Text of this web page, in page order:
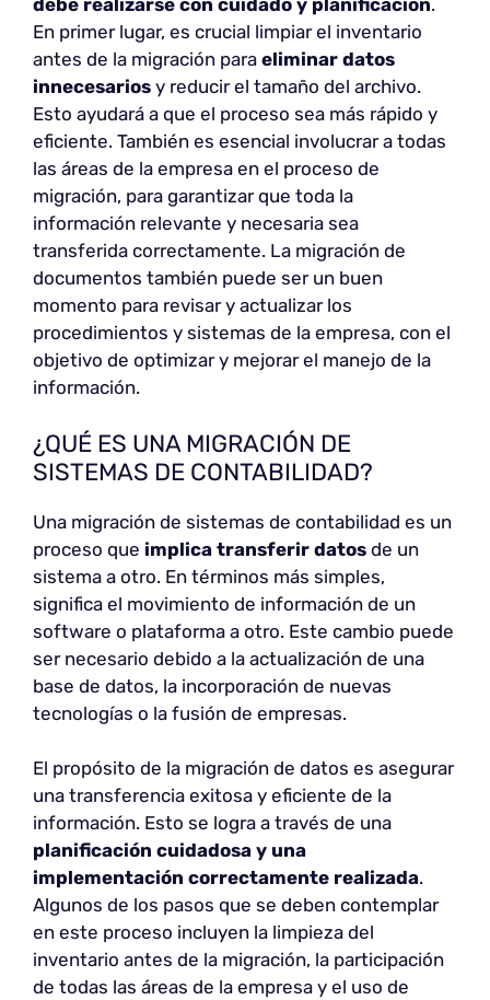
debe realizarse con cuidado y planificación.
En primer lugar, es crucial limpiar el inventario
antes de la migración para eliminar datos
innecesarios y reducir el tamaño del archivo.
Esto ayudará a que el proceso sea más rápido y
eficiente. También es esencial involucrar a todas
las áreas de la empresa en el proceso de
migración, para garantizar que toda la
información relevante y necesaria sea
transferida correctamente. La migración de
documentos también puede ser un buen
momento para revisar y actualizar los
procedimientos y sistemas de la empresa, con el
objetivo de optimizar y mejorar el manejo de la
información.
¿QUÉ ES UNA MIGRACIÓN DE
SISTEMAS DE CONTABILIDAD?
Una migración de sistemas de contabilidad es un
proceso que implica transferir datos de un
sistema a otro. En términos más simples,
significa el movimiento de información de un
software o plataforma a otro. Este cambio puede
ser necesario debido a la actualización de una
base de datos, la incorporación de nuevas
tecnologías o la fusión de empresas.
El propósito de la migración de datos es asegurar
una transferencia exitosa y eficiente de la
información. Esto se logra a través de una
planificación cuidadosa y una
implementación correctamente realizada.
Algunos de los pasos que se deben contemplar
en este proceso incluyen la limpieza del
inventario antes de la migración, la participación
de todas las áreas de la empresa y el uso de